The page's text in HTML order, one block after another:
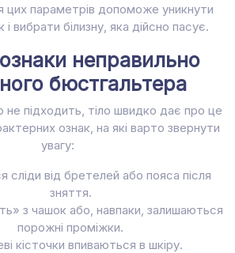
цих параметрів допоможе уникнути
вибрати білизну, яка дійсно пасує.
неправильно
бюстгальтера
підходить, тіло швидко дає про це
ознак, на які варто звернути
увагу:
сліди від бретелей або пояса після
зняття.
з чашок або, навпаки, залишаються
порожні проміжки.
кісточки впиваються в шкіру.